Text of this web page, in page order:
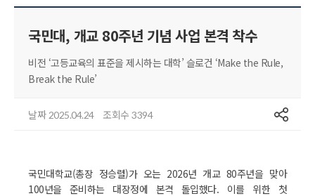
국민대, 개교 80주년 기념 사업 본격 착수
비전 ‘고등교육의 표준을 제시하는 대학’ 슬로건 ‘Make the Rule,
Break the Rule’
날짜 2025.04.24 조회수 3394 공유
국민대학교(총장 정승렬)가 오는 2026년 개교 80주년을 맞아
100년을 준비하는 대장정에 본격 돌입했다. 이를 위한 첫